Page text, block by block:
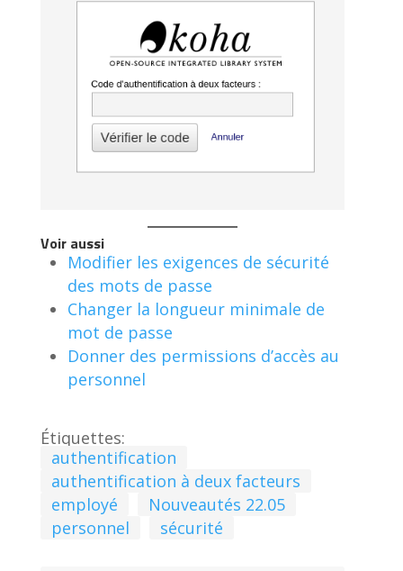
Voir aussi
Modifier les exigences de sécurité
des mots de passe
Changer la longueur minimale de
mot de passe
Donner des permissions d’accès au
personnel
Étiquettes:
authentification
authentification à deux facteurs
employé
Nouveautés 22.05
personnel
sécurité